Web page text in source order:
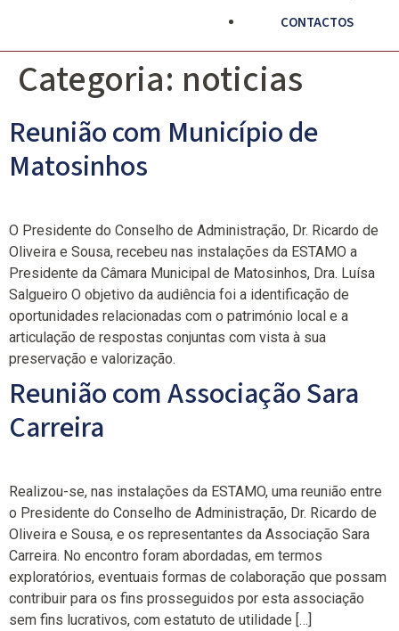
CONTACTOS
Categoria: noticias
Reunião com Município de
Matosinhos
O Presidente do Conselho de Administração, Dr. Ricardo de
Oliveira e Sousa, recebeu nas instalações da ESTAMO a
Presidente da Câmara Municipal de Matosinhos, Dra. Luísa
Salgueiro O objetivo da audiência foi a identificação de
oportunidades relacionadas com o património local e a
articulação de respostas conjuntas com vista à sua
preservação e valorização.
Reunião com Associação Sara
Carreira
Realizou-se, nas instalações da ESTAMO, uma reunião entre
o Presidente do Conselho de Administração, Dr. Ricardo de
Oliveira e Sousa, e os representantes da Associação Sara
Carreira. No encontro foram abordadas, em termos
exploratórios, eventuais formas de colaboração que possam
contribuir para os fins prosseguidos por esta associação
sem fins lucrativos, com estatuto de utilidade […]